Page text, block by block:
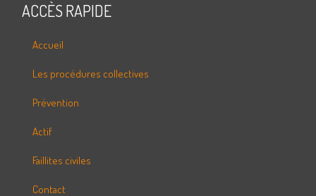
ACCÈS RAPIDE
Accueil
Les procédures collectives
Prévention
Actif
Faillites civiles
Contact